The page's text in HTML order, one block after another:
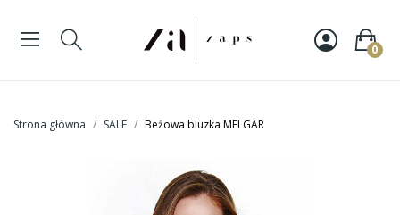
0
Strona główna SALE Beżowa bluzka MELGAR